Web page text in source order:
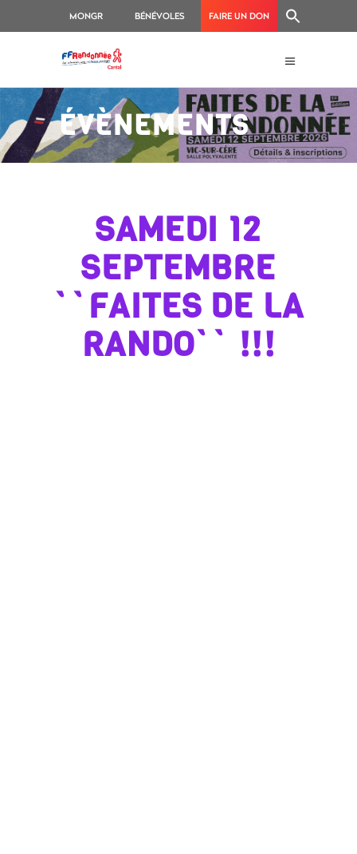
MONGR BÉNÉVOLES FAIRE UN DON
ÉVÈNEMENTS
SAMEDI 12
SEPTEMBRE
``FAITES DE LA
RANDO`` !!!